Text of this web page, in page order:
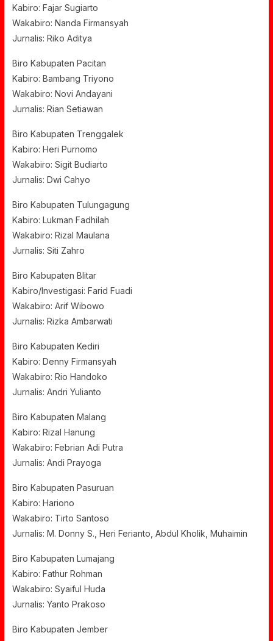
Kabiro: Fajar Sugiarto
Wakabiro: Nanda Firmansyah
Jurnalis: Riko Aditya
Biro Kabupaten Pacitan
Kabiro: Bambang Triyono
Wakabiro: Novi Andayani
Jurnalis: Rian Setiawan
Biro Kabupaten Trenggalek
Kabiro: Heri Purnomo
Wakabiro: Sigit Budiarto
Jurnalis: Dwi Cahyo
Biro Kabupaten Tulungagung
Kabiro: Lukman Fadhilah
Wakabiro: Rizal Maulana
Jurnalis: Siti Zahro
Biro Kabupaten Blitar
Kabiro/Investigasi: Farid Fuadi
Wakabiro: Arif Wibowo
Jurnalis: Rizka Ambarwati
Biro Kabupaten Kediri
Kabiro: Denny Firmansyah
Wakabiro: Rio Handoko
Jurnalis: Andri Yulianto
Biro Kabupaten Malang
Kabiro: Rizal Hanung
Wakabiro: Febrian Adi Putra
Jurnalis: Andi Prayoga
Biro Kabupaten Pasuruan
Kabiro: Hariono
Wakabiro: Tirto Santoso
Jurnalis: M. Donny S., Heri Ferianto, Abdul Kholik, Muhaimin
Biro Kabupaten Lumajang
Kabiro: Fathur Rohman
Wakabiro: Syaiful Huda
Jurnalis: Yanto Prakoso
Biro Kabupaten Jember